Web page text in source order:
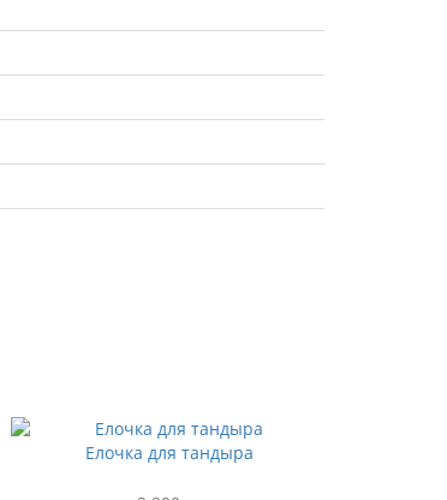
Елочка для тандыра